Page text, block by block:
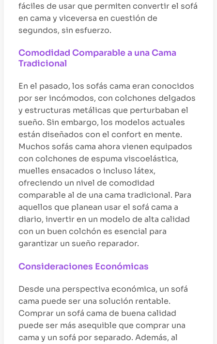
fáciles de usar que permiten convertir el sofá
en cama y viceversa en cuestión de
segundos, sin esfuerzo.
Comodidad Comparable a una Cama
Tradicional
En el pasado, los sofás cama eran conocidos
por ser incómodos, con colchones delgados
y estructuras metálicas que perturbaban el
sueño. Sin embargo, los modelos actuales
están diseñados con el confort en mente.
Muchos sofás cama ahora vienen equipados
con colchones de espuma viscoelástica,
muelles ensacados o incluso látex,
ofreciendo un nivel de comodidad
comparable al de una cama tradicional. Para
aquellos que planean usar el sofá cama a
diario, invertir en un modelo de alta calidad
con un buen colchón es esencial para
garantizar un sueño reparador.
Consideraciones Económicas
Desde una perspectiva económica, un sofá
cama puede ser una solución rentable.
Comprar un sofá cama de buena calidad
puede ser más asequible que comprar una
cama y un sofá por separado. Además, al